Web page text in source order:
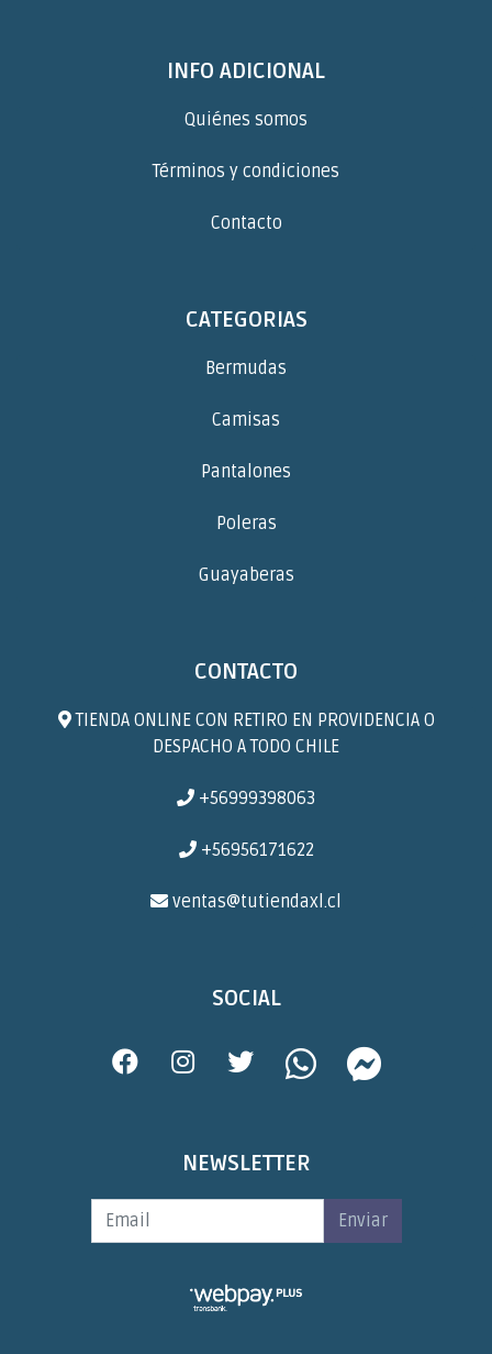
INFO ADICIONAL
Quiénes somos
Términos y condiciones
Contacto
CATEGORIAS
Bermudas
Camisas
Pantalones
Poleras
Guayaberas
CONTACTO
TIENDA ONLINE CON RETIRO EN PROVIDENCIA O
DESPACHO A TODO CHILE
+56999398063
+56956171622
ventas@tutiendaxl.cl
SOCIAL
NEWSLETTER
Enviar